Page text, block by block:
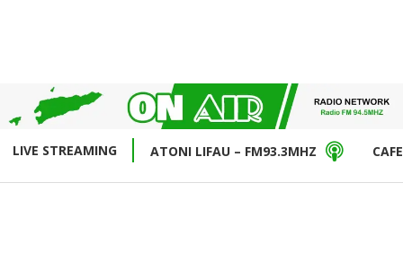
LIVE STREAMING ATONI LIFAU – FM93.3MHZ